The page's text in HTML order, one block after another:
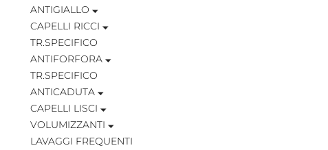
ANTIGIALLO
CAPELLI RICCI
TR.SPECIFICO
ANTIFORFORA
TR.SPECIFICO
ANTICADUTA
CAPELLI LISCI
VOLUMIZZANTI
LAVAGGI FREQUENTI